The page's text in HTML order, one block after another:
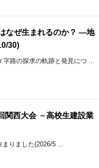
なぜ生まれるのか？ ―地
30)
字路の探求の軌跡と発見につ ...
関西大会 －高校生建設業
りました(2026/5 ...